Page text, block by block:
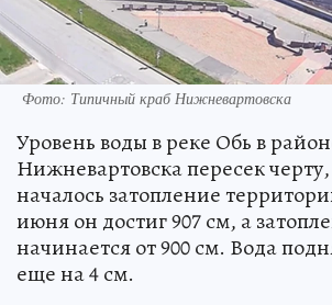
Фото: Типичный краб Нижневартовска
Уровень воды в реке Обь в
Нижневартовска пересек
началось затопление
июня он достиг 907 см, а
начинается от 900 см. Вода
еще на 4 см.